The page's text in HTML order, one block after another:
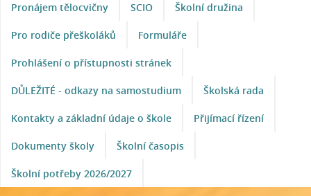
Pronájem tělocvičny SCIO Školní družina
Pro rodiče přeškoláků Formuláře
Prohlášení o přístupnosti stránek
DŮLEŽITÉ - odkazy na samostudium Školská rada
Kontakty a základní údaje o škole Přijímací řízení
Dokumenty školy Školní časopis
Školní potřeby 2026/2027